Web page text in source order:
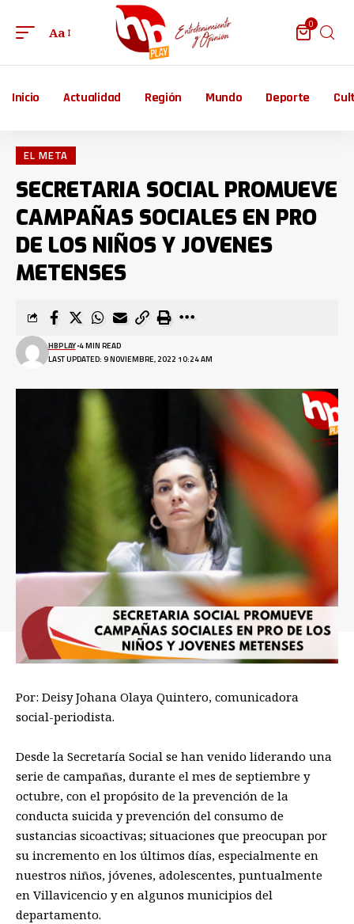
Aa
0
Inicio Actualidad Región Mundo Deporte
EL META
SECRETARIA SOCIAL PROMUEVE
CAMPAÑAS SOCIALES EN PRO
DE LOS NIÑOS Y JOVENES
METENSES
LAST UPDATED: 9 NOVIEMBRE, 2022 10:24 AM
HBPLAY 4 MIN READ
Por: Deisy Johana Olaya Quintero, comunicadora
social-periodista.
Desde la Secretaría Social se han venido liderando una
serie de campañas, durante el mes de septiembre y
octubre, con el propósito de la prevención de la
conducta suicida y prevención del consumo de
sustancias sicoactivas; situaciones que preocupan por
su incremento en los últimos días, especialmente en
nuestros niños, jóvenes, adolescentes, puntualmente
en Villavicencio y en algunos municipios del
departamento.